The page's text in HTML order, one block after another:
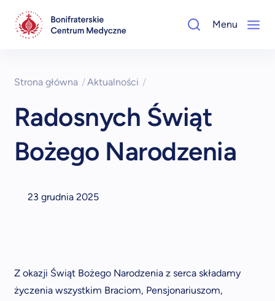
Menu
Strona główna /Aktualności /
Radosnych Świąt
Bożego Narodzenia
23 grudnia 2025
Z okazji Świąt Bożego Narodzenia z serca składamy
życzenia wszystkim Braciom, Pensjonariuszom,